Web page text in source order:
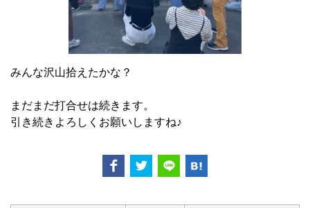
みんな沢山拾えたかな？
まだまだ打合せは続きます。
引き続きよろしくお願いしますね♪